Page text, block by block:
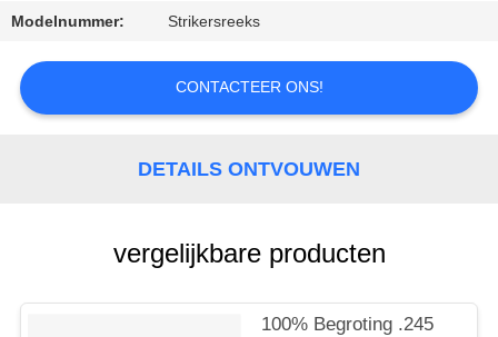
EEN
CITAAT
Modelnummer: Strikersreeks
CONTACTEER ONS!
DETAILS ONTVOUWEN
vergelijkbare producten
100% Begroting .245